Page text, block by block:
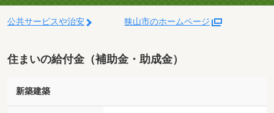
公共サービスや治安 狭山市のホームページ
住まいの給付金（補助金・助成金）
新築建築